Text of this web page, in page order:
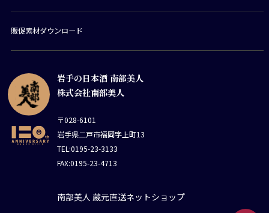
岩手の日本酒 南部美人
株式会社南部美人
〒028-6101
岩手県二戸市福岡字上町13
TEL:0195-23-3133
FAX:0195-23-4713
南部美人 蔵元直送ネットショップ
販促素材ダウンロード